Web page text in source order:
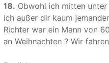
18. Obwohl ich mitten
ich außer dir kaum
Richter war ein Mann von
an Weihnachten ? Wir